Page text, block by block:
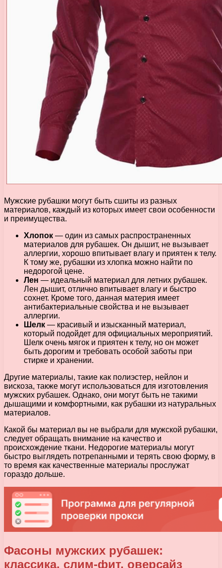
Мужские рубашки могут быть сшиты из разных
материалов, каждый из которых имеет свои особенности
и преимущества.
Хлопок — один из самых распространенных
материалов для рубашек. Он дышит, не вызывает
аллергии, хорошо впитывает влагу и приятен к телу.
К тому же, рубашки из хлопка можно найти по
недорогой цене.
Лен — идеальный материал для летних рубашек.
Лен дышит, отлично впитывает влагу и быстро
сохнет. Кроме того, данная материя имеет
антибактериальные свойства и не вызывает
аллергии.
Шелк — красивый и изысканный материал,
который подойдет для официальных мероприятий.
Шелк очень мягок и приятен к телу, но он может
быть дорогим и требовать особой заботы при
стирке и хранении.
Другие материалы, такие как полиэстер, нейлон и
вискоза, также могут использоваться для изготовления
мужских рубашек. Однако, они могут быть не такими
дышащими и комфортными, как рубашки из натуральных
материалов.
Какой бы материал вы не выбрали для мужской рубашки,
следует обращать внимание на качество и
происхождение ткани. Недорогие материалы могут
быстро выглядеть потрепанными и терять свою форму, в
то время как качественные материалы прослужат
гораздо дольше.
Фасоны мужских рубашек:
классика, слим-фит, оверсайз